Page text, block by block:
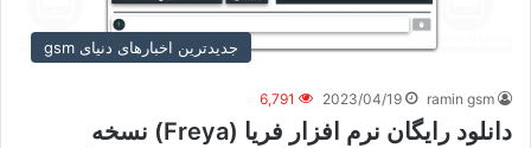
جدیدترین اخبارهای دنیای gsm
ramin gsm
2023/04/19
6,791
دانلود رایگان نرم افزار فریا (Freya) نسخه